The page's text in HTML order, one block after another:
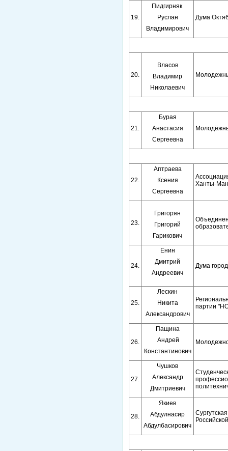
19.
Пидгирняк
Руслан
Владимирович
Дума
20.
Власов
Владимир
Николаевич
21.
Бурая
Анастасия
Сергеевна
22.
Аптраева
Ксения
Сергеевна
Ханты-
23.
Григорян
Григорий
Гарикович
24.
Енин
Дмитрий
Андреевич
Дума
25.
Лескин
Никита
Александрович
партии
26.
Пащина
Андрей
Константинович
27.
Чушков
Александр
Дмитриевич
28.
Якиев
Абдулнасир
Абдулбасирович